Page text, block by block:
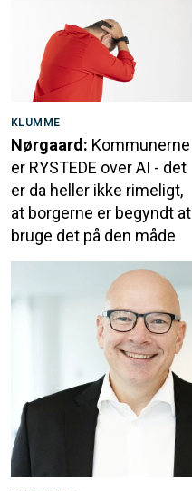
KLUMME
Nørgaard: Kommunerne
er RYSTEDE over AI - det
er da heller ikke rimeligt,
at borgerne er begyndt at
bruge det på den måde